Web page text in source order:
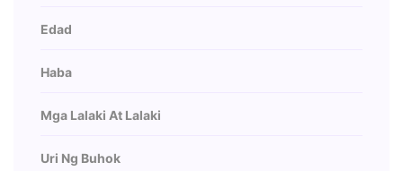
Edad
Haba
Mga Lalaki At Lalaki
Uri Ng Buhok